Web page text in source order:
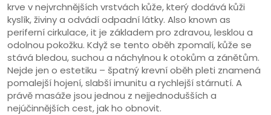
krve v nejvrchnějších vrstvách kůže, který dodává kůži
kyslík, živiny a odvádí odpadní látky. Also known as
periferní cirkulace, it je základem pro zdravou, lesklou a
odolnou pokožku. Když se tento oběh zpomalí, kůže se
stává bledou, suchou a náchylnou k otokům a zánětům.
Nejde jen o estetiku – špatný krevní oběh pleti znamená
pomalejší hojení, slabší imunitu a rychlejší stárnutí. A
právě masáže jsou jednou z nejjednodušších a
nejúčinnějších cest, jak ho obnovit.